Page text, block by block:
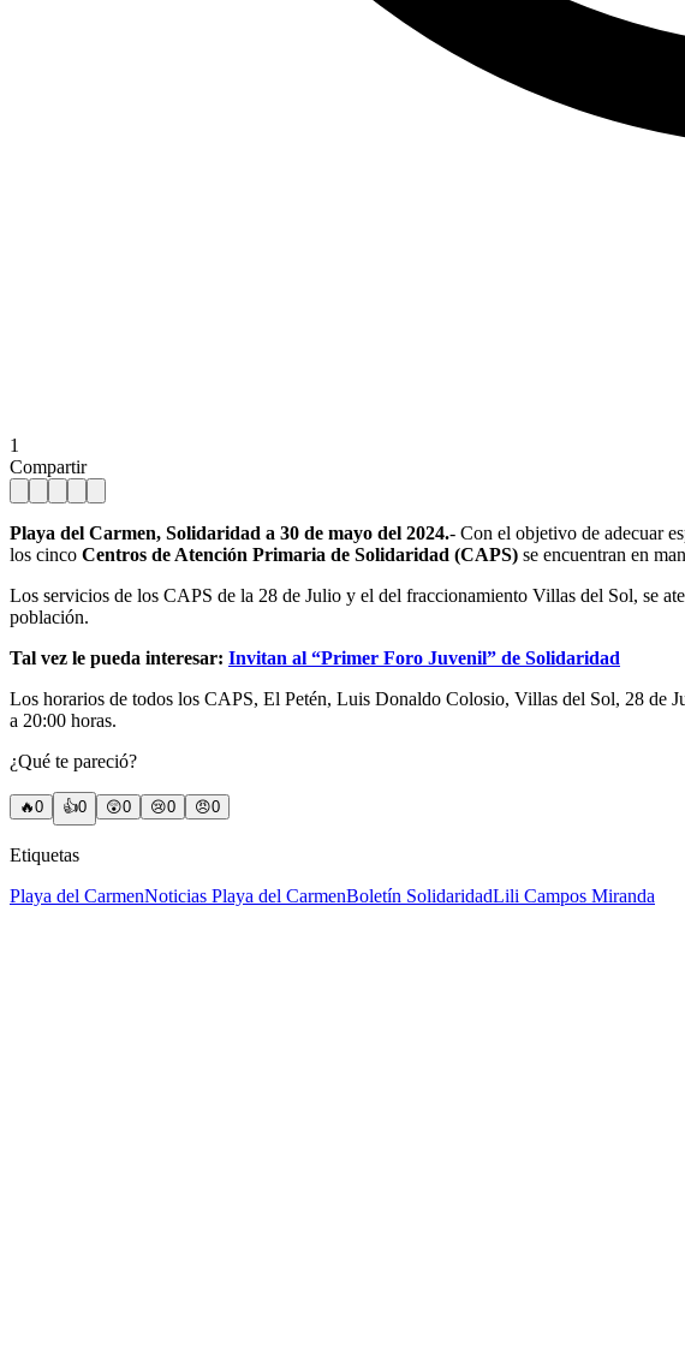
1
Compartir
Playa del Carmen, Solidaridad a 30 de mayo del 2024.- Con el objetivo de adecuar
los cinco Centros de Atención Primaria de Solidaridad (CAPS) se encuentran en
Los servicios de los CAPS de la 28 de Julio y el del fraccionamiento Villas del Sol, se
población.
Tal vez le pueda interesar: Invitan al “Primer Foro Juvenil” de Solidaridad
Los horarios de todos los CAPS, El Petén, Luis Donaldo Colosio, Villas del Sol, 28 de
a 20:00 horas.
¿Qué te pareció?
🔥0 👍0 😲0 😢0 😠0
Etiquetas
Playa del CarmenNoticias Playa del CarmenBoletín SolidaridadLili Campos Miranda